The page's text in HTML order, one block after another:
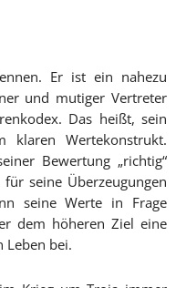
Er ist ein nahezu
und mutiger Vertreter
Das heißt, sein
klaren Wertekonstrukt.
Bewertung „richtig“
seine Überzeugungen
seine Werte in Frage
dem höheren Ziel eine
Leben bei.